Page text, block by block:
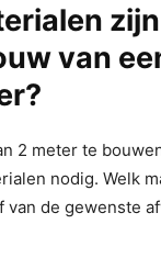
van
2 meter te
nodig. Welk
van de gewenste